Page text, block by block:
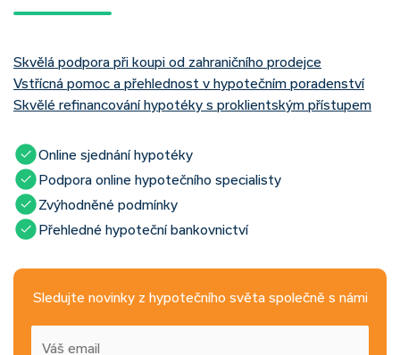
Skvělá podpora při koupi od zahraničního prodejce
Vstřícná pomoc a přehlednost v hypotečním poradenství
Skvělé refinancování hypotéky s proklientským přístupem
Online sjednání hypotéky
Podpora online hypotečního specialisty
Zvýhodněné podmínky
Přehledné hypoteční bankovnictví
Sledujte novinky z hypotečního světa společně s námi